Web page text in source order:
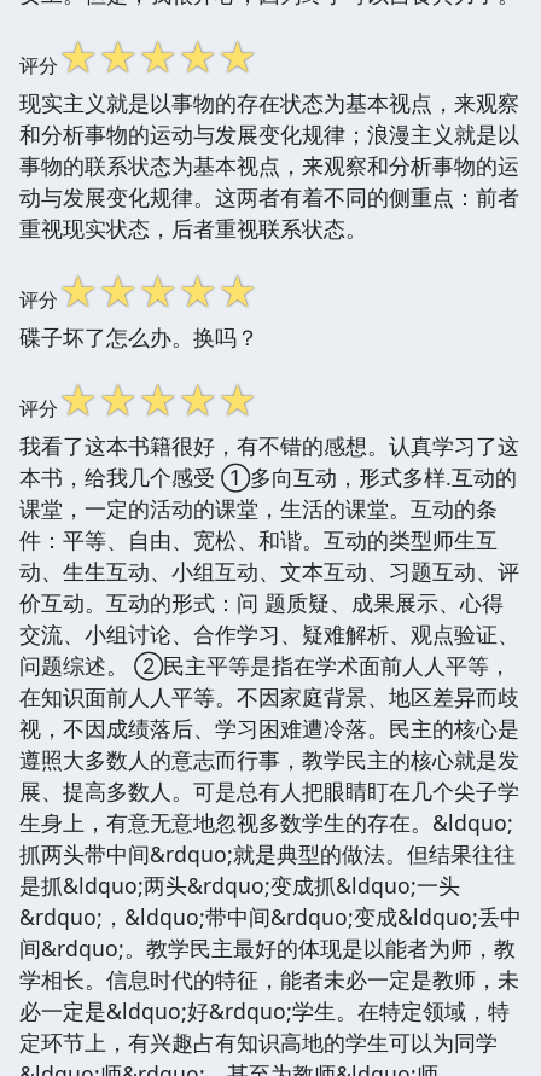
评分☆☆☆☆☆
现实主义就是以事物的存在状态为基本视点，来观察
和分析事物的运动与发展变化规律；浪漫主义就是以
事物的联系状态为基本视点，来观察和分析事物的运
动与发展变化规律。这两者有着不同的侧重点：前者
重视现实状态，后者重视联系状态。
评分☆☆☆☆☆
碟子坏了怎么办。换吗？
评分☆☆☆☆☆
我看了这本书籍很好，有不错的感想。认真学习了这
本书，给我几个感受 ①多向互动，形式多样.互动的
课堂，一定的活动的课堂，生活的课堂。互动的条
件：平等、自由、宽松、和谐。互动的类型师生互
动、生生互动、小组互动、文本互动、习题互动、评
价互动。互动的形式：问 题质疑、成果展示、心得
交流、小组讨论、合作学习、疑难解析、观点验证、
问题综述。 ②民主平等是指在学术面前人人平等，
在知识面前人人平等。不因家庭背景、地区差异而歧
视，不因成绩落后、学习困难遭冷落。民主的核心是
遵照大多数人的意志而行事，教学民主的核心就是发
展、提高多数人。可是总有人把眼睛盯在几个尖子学
生身上，有意无意地忽视多数学生的存在。&ldquo;
抓两头带中间&rdquo;就是典型的做法。但结果往往
是抓&ldquo;两头&rdquo;变成抓&ldquo;一头
&rdquo;，&ldquo;带中间&rdquo;变成&ldquo;丢中
间&rdquo;。教学民主最好的体现是以能者为师，教
学相长。信息时代的特征，能者未必一定是教师，未
必一定是&ldquo;好&rdquo;学生。在特定领域，特
定环节上，有兴趣占有知识高地的学生可以为同学